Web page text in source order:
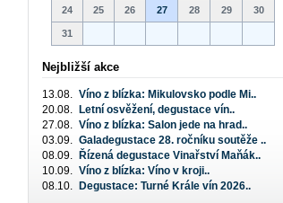
24 25 26 27 28 29 30
31
Nejbližší akce
13.08. Víno z blízka: Mikulovsko podle Mi..
20.08.
Letní osvěžení, degustace vín..
27.08. Víno z blízka: Salon jede na hrad..
03.09. Galadegustace 28. ročníku soutěže ..
08.09.
Řízená degustace Vinařství Maňák..
10.09. Víno z blízka: Víno v kroji..
08.10.
Degustace: Turné Krále vín 2026..